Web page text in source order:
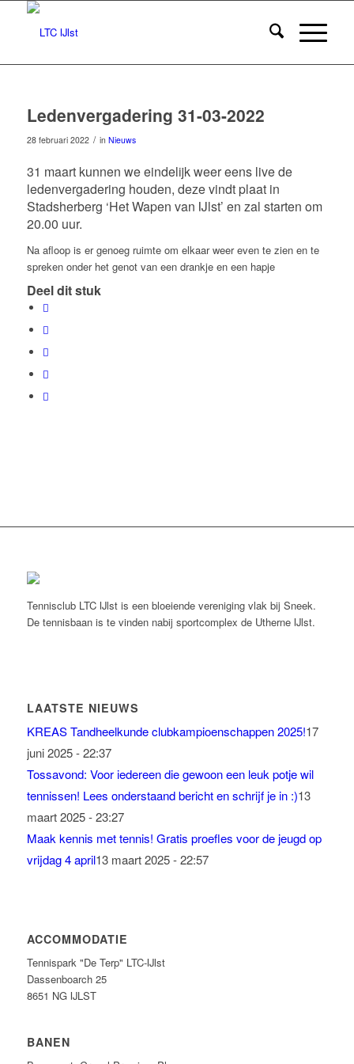
Ledenvergadering 31-03-2022
28 februari 2022 / in Nieuws
31 maart kunnen we eindelijk weer eens live de
ledenvergadering houden, deze vindt plaat in
Stadsherberg ‘Het Wapen van IJlst’ en zal starten om
20.00 uur.
Na afloop is er genoeg ruimte om elkaar weer even te zien en te
spreken onder het genot van een drankje en een hapje
Deel dit stuk
Tennisclub LTC IJlst is een bloeiende vereniging vlak bij Sneek.
De tennisbaan is te vinden nabij sportcomplex de Utherne IJlst.
LAATSTE NIEUWS
KREAS Tandheelkunde clubkampioenschappen 2025!17
juni 2025 - 22:37
Tossavond: Voor iedereen die gewoon een leuk potje wil
tennissen! Lees onderstaand bericht en schrijf je in :)13
maart 2025 - 23:27
Maak kennis met tennis! Gratis proefles voor de jeugd op
vrijdag 4 april13 maart 2025 - 22:57
ACCOMMODATIE
Tennispark "De Terp" LTC-IJlst
Dassenboarch 25
8651 NG IJLST
BANEN